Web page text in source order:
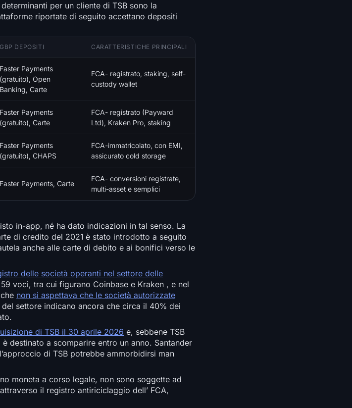
per un cliente di TSB sono la
riportate di seguito accettano depositi
GBP DEPOSITI CARATTERISTICHE PRINCIPALI
Faster Payments
(gratuito), Open
Banking, Carte
FCA- registrato, staking, self-
custody wallet
Faster Payments
(gratuito), Carte
FCA- registrato (Payward
Ltd), Kraken Pro, staking
Faster Payments
(gratuito), CHAPS
FCA-immatricolato, con EMI,
assicurato cold storage
Faster Payments, Carte
FCA- conversioni registrate,
multi-asset e semplici
in-app, né ha dato indicazioni in tal senso. La
di credito del 2021 è stato introdotto a seguito
anche alle carte di debito e ai bonifici verso le
delle società operanti nel settore delle
voci, tra cui figurano Coinbase e Kraken , e nel
non si aspettava che le società autorizzate
settore indicano ancora che circa il 40% dei
di TSB il 30 aprile 2026 e, sebbene TSB
destinato a scomparire entro un anno. Santander
di TSB potrebbe ammorbidirsi man
moneta a corso legale, non sono soggette ad
il registro antiriciclaggio dell’ FCA,